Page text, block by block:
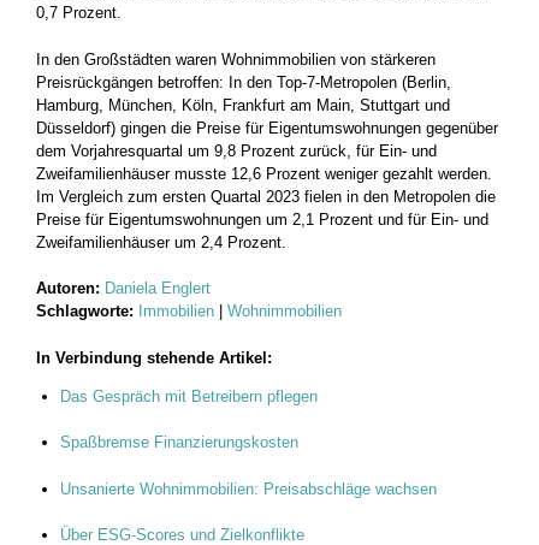
0,7 Prozent.
In den Großstädten waren Wohnimmobilien von stärkeren
Preisrückgängen betroffen: In den Top-7-Metropolen (Berlin,
Hamburg, München, Köln, Frankfurt am Main, Stuttgart und
Düsseldorf) gingen die Preise für Eigentumswohnungen gegenüber
dem Vorjahresquartal um 9,8 Prozent zurück, für Ein- und
Zweifamilienhäuser musste 12,6 Prozent weniger gezahlt werden.
Im Vergleich zum ersten Quartal 2023 fielen in den Metropolen die
Preise für Eigentumswohnungen um 2,1 Prozent und für Ein- und
Zweifamilienhäuser um 2,4 Prozent.
Autoren: Daniela Englert
Schlagworte:
Immobilien Wohnimmobilien
In Verbindung stehende Artikel:
Das Gespräch mit Betreibern pflegen
Spaßbremse Finanzierungskosten
Unsanierte Wohnimmobilien: Preisabschläge wachsen
Über ESG-Scores und Zielkonflikte